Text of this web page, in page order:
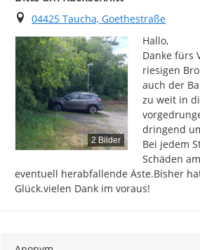
Ort
04425 Taucha, Goethestraße
2 Bilder
Hallo,
Danke fürs
riesigen
auch der
zu weit in
dringend
Bei jedem
Schäden
eventuell herabfallende Äste.Bisher
Glück.vielen Dank im voraus!